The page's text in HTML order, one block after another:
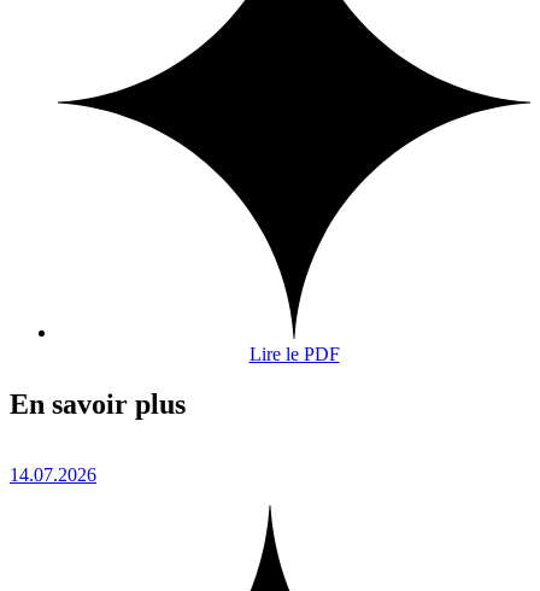
Lire le PDF
En savoir plus
14.07.2026